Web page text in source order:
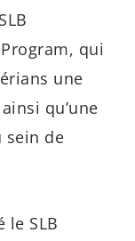
qui
une
qu’une
sein de
le SLB